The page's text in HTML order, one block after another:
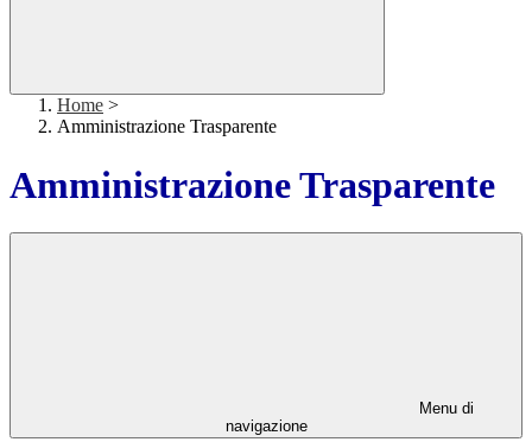
Home >
Amministrazione Trasparente
Amministrazione Trasparente
Menu di
navigazione